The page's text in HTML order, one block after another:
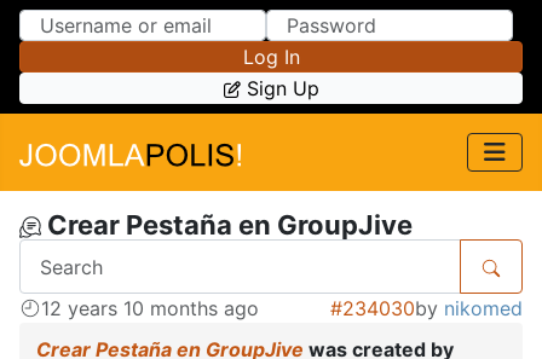
Skip to Content
Skip to Menu
Log In
Sign Up
Crear Pestaña en GroupJive
12 years 10 months ago #234030by nikomed
Crear Pestaña en GroupJive was created by